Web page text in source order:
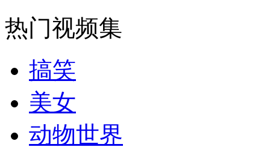
热门视频集
搞笑
美女
动物世界